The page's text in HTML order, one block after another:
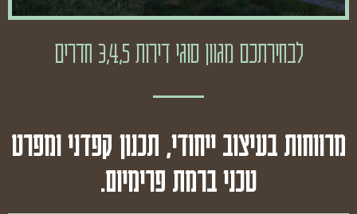
לבחירתכם מגוון סוגי דירות 3,4,5 חדרים
מרווחות בעיצוב ייחודי, תכנון קפדני ומפרט
טכני ברמת פרימיום.